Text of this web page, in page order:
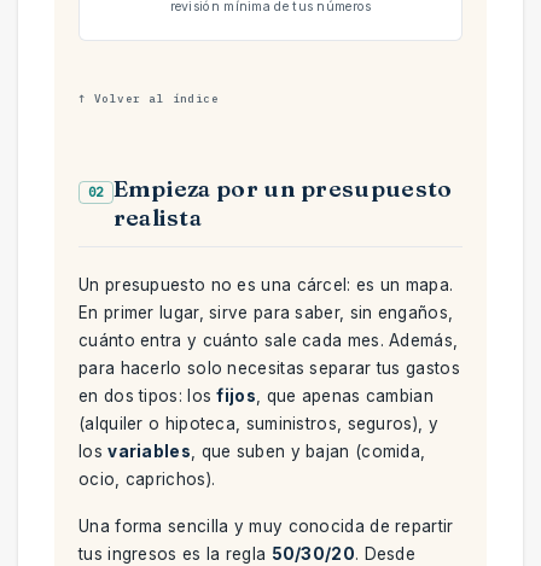
revisión mínima de tus números
↑ Volver al índice
02 Empieza por un presupuesto
realista
Un presupuesto no es una cárcel: es un mapa.
En primer lugar, sirve para saber, sin engaños,
cuánto entra y cuánto sale cada mes. Además,
para hacerlo solo necesitas separar tus gastos
en dos tipos: losfijos , que apenas cambian
(alquiler o hipoteca, suministros, seguros), y
losvariables , que suben y bajan (comida,
ocio, caprichos).
Una forma sencilla y muy conocida de repartir
tus ingresos es la regla 50/30/20. Desde